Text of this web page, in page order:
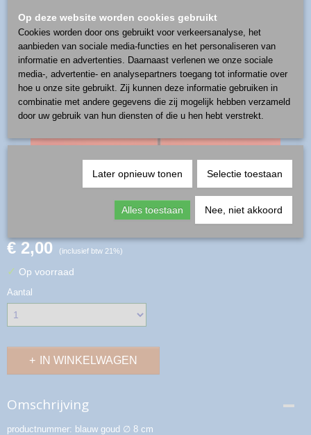
kerstbal - blauw goud
€ 2,00 (inclusief btw 21%)
✓ Op voorraad
Aantal
IN WINKELWAGEN
Omschrijving
productnummer: blauw goud ∅ 8 cm
Op deze website worden cookies gebruikt
Cookies worden door ons gebruikt voor verkeersanalyse, het
aanbieden van sociale media-functies en het personaliseren van
informatie en advertenties. Daarnaast verlenen we onze sociale
media-, advertentie- en analysepartners toegang tot informatie over
hoe u onze site gebruikt. Zij kunnen deze informatie gebruiken in
combinatie met andere gegevens die zij mogelijk hebben verzameld
door uw gebruik van hun diensten of die u hen hebt verstrekt.
Later opnieuw tonen Selectie toestaan
Alles toestaan Nee, niet akkoord